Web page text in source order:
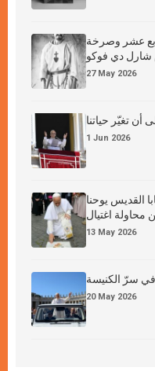
عشر وصرخة
شارل دي فوكو
27 May 2026
أن تغيّر حياتنا
1 Jun 2026
القديس يوحنا
محاولة اغتيال
13 May 2026
في سرّ الكنيسة
20 May 2026